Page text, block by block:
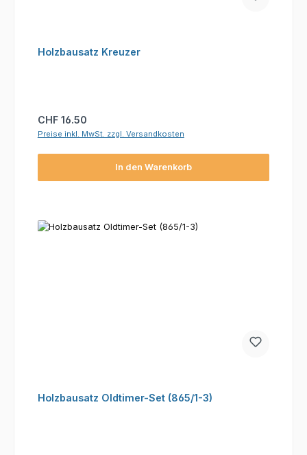
Holzbausatz Kreuzer
Regulärer Preis:
CHF 16.50
Preise inkl. MwSt. zzgl. Versandkosten
In den Warenkorb
Holzbausatz Oldtimer-Set (865/1-3)